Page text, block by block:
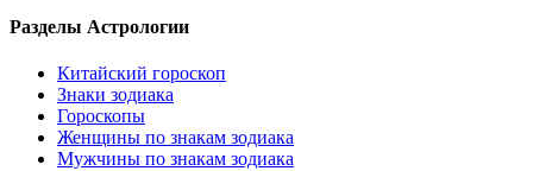
Разделы Астрологии
Китайский гороскоп
Знаки зодиака
Гороскопы
Женщины по знакам зодиака
Мужчины по знакам зодиака